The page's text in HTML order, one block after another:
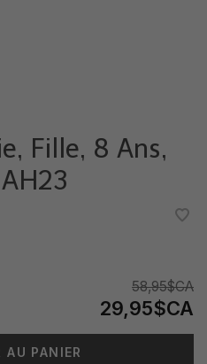
Fille, 8 Ans,
58,95$CA
29,95$CA
AU PANIER